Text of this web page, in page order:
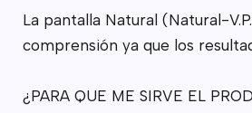
La pantalla Natural (Natural-
comprensión ya que los
¿PARA QUE ME SIRVE EL